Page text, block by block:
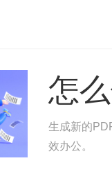
怎
生成新的
效办公。